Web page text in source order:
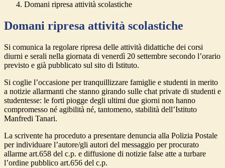
Domani ripresa attività scolastiche
Domani ripresa attività scolastiche
Si comunica la regolare ripresa delle attività didattiche dei corsi
diurni e serali nella giornata di venerdì 20 settembre secondo l’orario
previsto e già pubblicato sul sito di Istituto.
Si coglie l’occasione per tranquillizzare famiglie e studenti in merito
a notizie allarmanti che stanno girando sulle chat private di studenti e
studentesse: le forti piogge degli ultimi due giorni non hanno
compromesso né agibilità né, tantomeno, stabilità dell’Istituto
Manfredi Tanari.
La scrivente ha proceduto a presentare denuncia alla Polizia Postale
per individuare l’autore/gli autori del messaggio per procurato
allarme art.658 del c.p. e diffusione di notizie false atte a turbare
l’ordine pubblico art.656 del c.p.